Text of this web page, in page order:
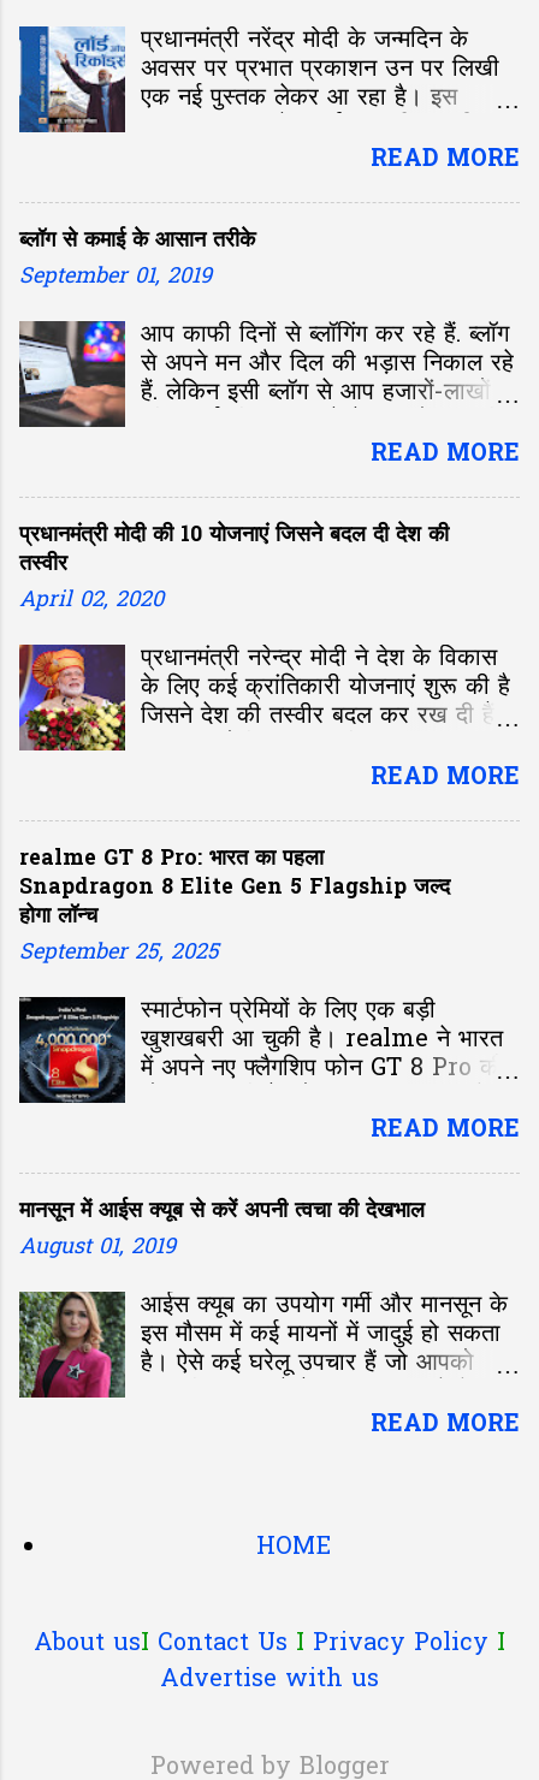
प्रधानमंत्री नरेंद्र मोदी के जन्मदिन के
अवसर पर प्रभात प्रकाशन उन पर लिखी
एक नई पुस्तक लेकर आ रहा है। इस
इसके लेखक हैं वरिष्ठ पत्रकार और प्रसिद्ध
मोदी पर डॉ. बर्णवाल की यह चौथी पुस्तक
है। जैसा कि नाम से ही स्पष्ट है इस
READ MORE
ब्लॉग से कमाई के आसान तरीके
September 01, 2019
आप काफी दिनों से ब्लॉगिंग कर रहे हैं. ब्लॉग
से अपने मन और दिल की भड़ास निकाल रहे
हैं. लेकिन इसी ब्लॉग से आप हजारों-लाखों
का पता ही नहीं होता कि कमाई के लिए क्या
कमाने के कई तरीके मौजूद है. इन तरीकों को
अपनाकर आप लाखों रुपए की कमाई कर
लोकप्रिय तरीके-
READ MORE
प्रधानमंत्री मोदी की 10 योजनाएं जिसने बदल दी देश की
तस्वीर
April 02, 2020
प्रधानमंत्री नरेन्द्र मोदी ने देश के विकास
के लिए कई क्रांतिकारी योजनाएं शुरू की है
जिसने देश की तस्वीर बदल कर रख दी हैं।
योजनाओं पर चर्चा करेंगे जो देश के आर्थिक
है।
READ MORE
realme GT 8 Pro: भारत का पहला
Snapdragon 8 Elite Gen 5 Flagship जल्द
होगा लॉन्च
September 25, 2025
स्मार्टफोन प्रेमियों के लिए एक बड़ी
खुशखबरी आ चुकी है। realme ने भारत
में अपने नए फ्लैगशिप फोन GT 8 Pro की
उपलब्ध होगा। इस फोन की सबसे बड़ी
स्मार्टफोन होगा जिसमें Qualcomm का
नया Snapdragon 8 Elite Gen 5
प्रोसेसर दिया गया है।
READ MORE
मानसून में आईस क्यूब से करें अपनी त्वचा की देखभाल
August 01, 2019
आईस क्यूब का उपयोग गर्मी और मानसून के
इस मौसम में कई मायनों में जादुई हो सकता
है। ऐसे कई घरेलू उपचार हैं जो आपको
आपकी त्वचा के लिए बेहद फायदेमंद टिप्स:
READ MORE
HOME
About usI Contact Us I Privacy Policy I
Advertise with us
Powered by Blogger